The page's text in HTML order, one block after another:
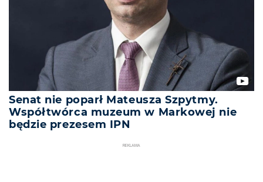
Senat nie poparł Mateusza Szpytmy.
Współtwórca muzeum w Markowej nie
będzie prezesem IPN
REKLAMA